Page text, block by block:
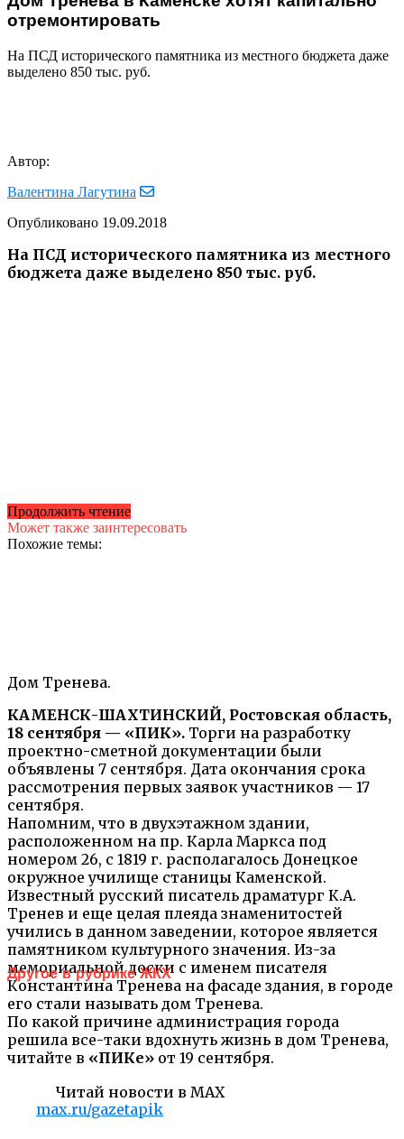
отремонтировать
На ПСД исторического памятника из местного бюджета даже
выделено 850 тыс. руб.
Автор:
Валентина Лагутина
Опубликовано 19.09.2018
На ПСД исторического памятника из местного
бюджета даже выделено 850 тыс. руб.
Дом Тренева.
КАМЕНСК-ШАХТИНСКИЙ, Ростовская область,
18 сентября — «ПИК». Торги на разработку
проектно-сметной документации были
объявлены 7 сентября. Дата окончания срока
рассмотрения первых заявок участников — 17
сентября.
Напомним, что в двухэтажном здании,
расположенном на пр. Карла Маркса под
номером 26, с 1819 г. располагалось Донецкое
окружное училище станицы Каменской.
Известный русский писатель драматург К.А.
Тренев и еще целая плеяда знаменитостей
учились в данном заведении, которое является
памятником культурного значения. Из-за
мемориальной доски с именем писателя
Константина Тренева на фасаде здания, в городе
его стали называть дом Тренева.
По какой причине администрация города
решила все-таки вдохнуть жизнь в дом Тренева,
читайте в «ПИКе» от 19 сентября.
Читай новости в MAX
max.ru/gazetapik
Продолжить чтение
Может также заинтересовать
Похожие темы:
Другое в рубрике ЖКХ